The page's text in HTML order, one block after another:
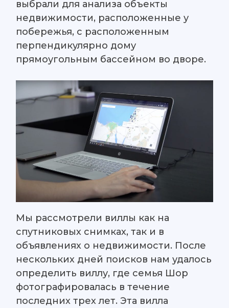
выбрали для анализа объекты
недвижимости, расположенные у
побережья, с расположенным
перпендикулярно дому
прямоугольным бассейном во дворе.
Мы рассмотрели виллы как на
спутниковых снимках, так и в
объявлениях о недвижимости. После
нескольких дней поисков нам удалось
определить виллу, где семья Шор
фотографировалась в течение
последних трех лет. Эта вилла